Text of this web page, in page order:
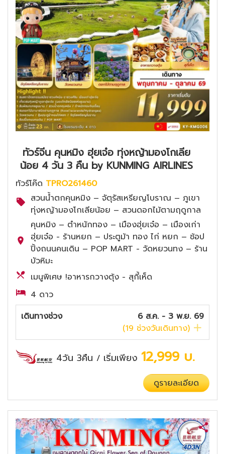
ทัวร์จีน คุนหมิง ฮุ่ยเจ๋อ ทุ่งหญ้ามองโกเลีย
น้อย 4 วัน 3 คืน by KUNMING AIRLINES
ทัวร์โค๊ด TPRO261460
สวนน้ำตกคุนหมิง – จัตุรัสเหรียญโบราณ – ภูเขา
ทุ่งหญ้ามองโกเลียน้อย – สวนดอกไม้ตามฤดูกาล
คุนหมิง – ตำหนักทอง – เมืองฮุ่ยเจ๋อ – เมืองเก่า
ฮุ่ยเจ๋อ - ร้านหยก – ประตูม้า ทอง ไก่ หยก – ช้อป
ปิ้งถนนคนเดิน – POP MART - วัดหยวนทง – ร้าน
บัวหิมะ
เมนูพิเศษ !อาหารกวางตุ้ง - สุกี้เห็ด
4 ดาว
เดินทางช่วง
6 ส.ค. - 3 พ.ย. 69
(19 ช่วงวันเดินทาง)
4วัน 3คืน / เริ่มเพียง 12,999 บ.
ดูรายละเอียด